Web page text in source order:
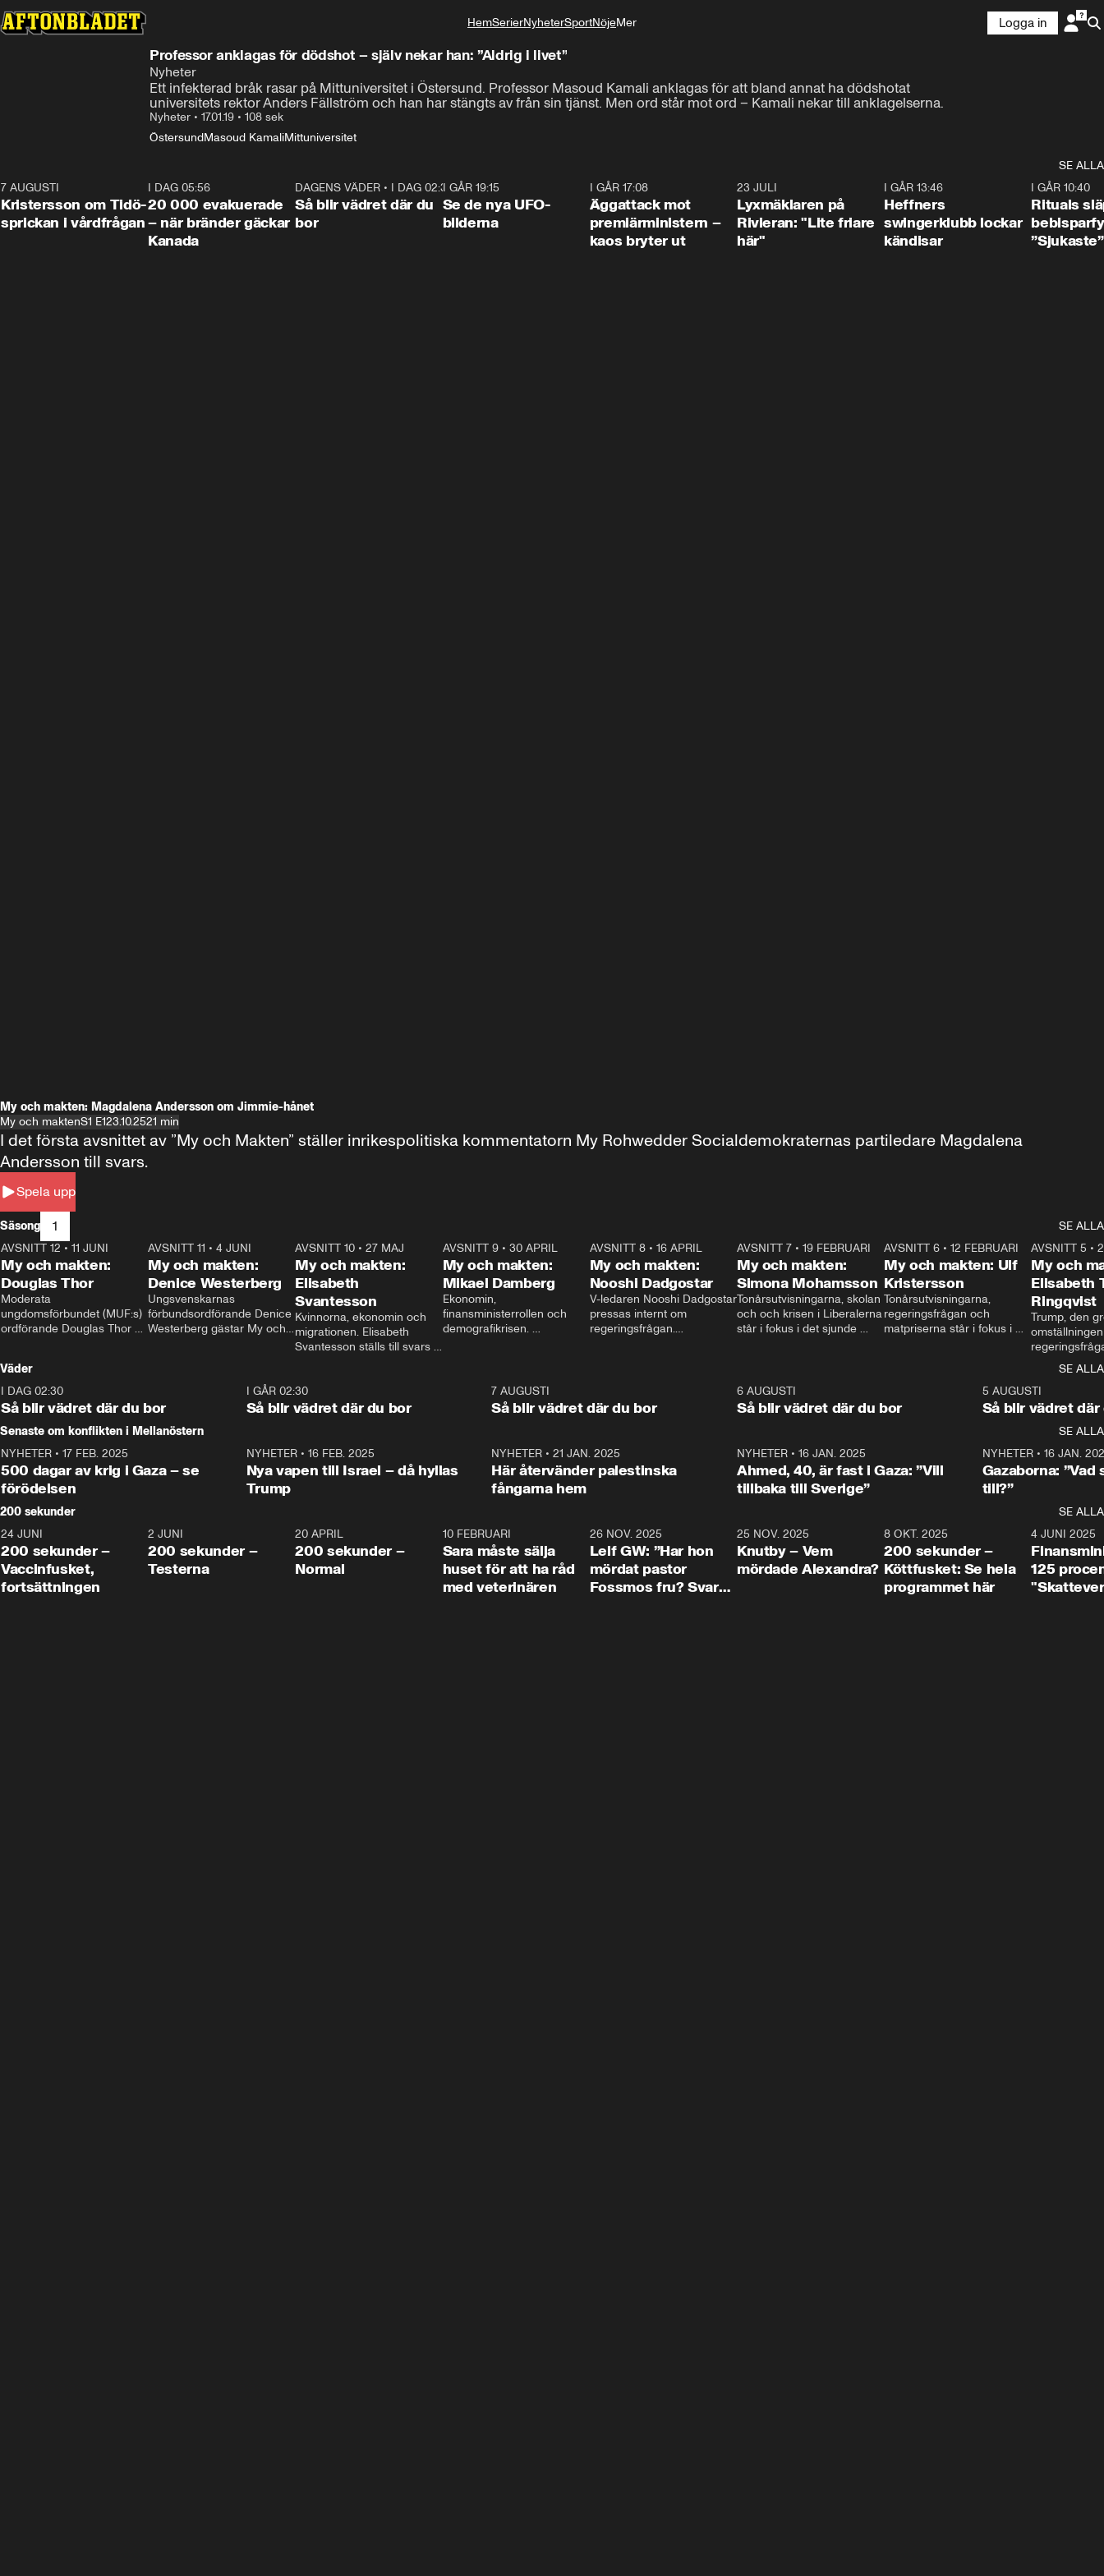
HemSerierNyheterSportNöjeMer
Logga in
Professor anklagas för dödshot – själv nekar han: ”Aldrig i livet”
Nyheter
Ett infekterad bråk rasar på Mittuniversitet i Östersund. Professor Masoud Kamali anklagas för att bland annat ha dödshotat
universitets rektor Anders Fällström och han har stängts av från sin tjänst. Men ord står mot ord – Kamali nekar till anklagelserna.
Nyheter • 17.01.19 • 108 sek
ÖstersundMasoud KamaliMittuniversitet
SE ALLA
7 AUGUSTI
Kristersson om Tidö-
sprickan i vårdfrågan
I DAG 05:56
20 000 evakuerade
– när bränder gäckar
Kanada
1:06
DAGENS VÄDER • I DAG 02:30
Så blir vädret där du
bor
I GÅR 19:15
Se de nya UFO-
bilderna
I GÅR 17:08
Äggattack mot
premiärministern –
kaos bryter ut
23 JULI
Lyxmäklaren på
Rivieran: "Lite friare
här"
I GÅR 13:46
Heffners
swingerklubb lockar
kändisar
I GÅR 10:40
Rituals
”Sjukaste”
My och makten: Magdalena Andersson om Jimmie-hånet
My och maktenS1 E123.10.2521 min
Spela upp
I det första avsnittet av ”My och Makten” ställer inrikespolitiska kommentatorn My Rohwedder Socialdemokraternas partiledare Magdalena
Andersson till svars.
Säsong 1
SE ALLA
26:27
AVSNITT 12 • 11 JUNI
My och makten:
Douglas Thor
Moderata
ungdomsförbundet (MUF:s)
ordförande Douglas Thor
tonårsutvisningarna och hur
Moderaterna ska locka
väljare till valet i höst.
23:40
AVSNITT 11 •4 JUNI
My och makten:
Denice Westerberg
Ungsvenskarnas
förbundsordförande Denice
Westerberg gästar My och
AVSNITT 10 •27 MAJ
My och makten:
Elisabeth
Svantesson
Kvinnorna, ekonomin och
migrationen. Elisabeth
Svantesson ställs till svars
AVSNITT 9• 30 APRIL
My och makten:
Mikael Damberg
Ekonomin,
finansministerrollen och
demografikrisen.
och Makten.
AVSNITT 8• 16 APRIL
My och makten:
Nooshi Dadgostar
V-ledaren Nooshi Dadgostar
pressas internt om
regeringsfrågan.
– Vi ställer upp i val. Ska vi
vara med så sitter vi förstås
24:30
AVSNITT 7• 19 FEBRUARI
My och makten:
Simona Mohamsson
Tonårsutvisningarna, skolan
och och krisen i Liberalerna
står i fokus i det sjunde
kommentator My
Rohwedder ställer
utbildnings- och
Mohamsson till svars.
27:30
AVSNITT 6 •12 FEBRUARI
My och makten: Ulf
Kristersson
Tonårsutvisningarna,
regeringsfrågan och
matpriserna står i fokus i
Rohwedder ställer
statsminister Ulf Kristersson
AVSNITT 5 •
My och
Elisabeth
Ringqvist
Trump, den
centrum i
avsnittet av
Makten”. Se
Aftonbladets
Rohwedder
Thand Ring
Väder
SE ALLA
I DAG 02:30
Så blir vädret där du bor
1:06
I GÅR 02:30
Så blir vädret där du bor
7 AUGUSTI
Så blir vädret där du bor
6 AUGUSTI
Så blir vädret där du bor
5 AUGUSTI
Så blir vädret där
Senaste om konflikten i Mellanöstern
SE ALLA
NYHETER • 17 FEB. 2025
500 dagar av krig i Gaza – se
förödelsen
NYHETER• 16 FEB. 2025
Nya vapen till Israel – då hyllas
Trump
NYHETER •21 JAN. 2025
Här återvänder palestinska
fångarna hem
NYHETER• 16 JAN. 2025
Ahmed, 40, är fast i Gaza: ”Vill
tillbaka till Sverige”
NYHETER• 16 JAN.
Gazaborna:
till?”
200 sekunder
SE ALLA
5:00
24 JUNI
200 sekunder –
Vaccinfusket,
fortsättningen
4:23
2 JUNI
200 sekunder –
Testerna
20 APRIL
200 sekunder –
Normal
10 FEBRUARI
Sara måste sälja
huset för att ha råd
med veterinären
26 NOV. 2025
Leif GW: ”Har hon
mördat pastor
Fossmos fru? Svar
31:05
25 NOV. 2025
Knutby – Vem
mördade Alexandra?
4:29
8 OKT. 2025
200 sekunder –
Köttfusket: Se hela
programmet här
4 JUNI 2025
125